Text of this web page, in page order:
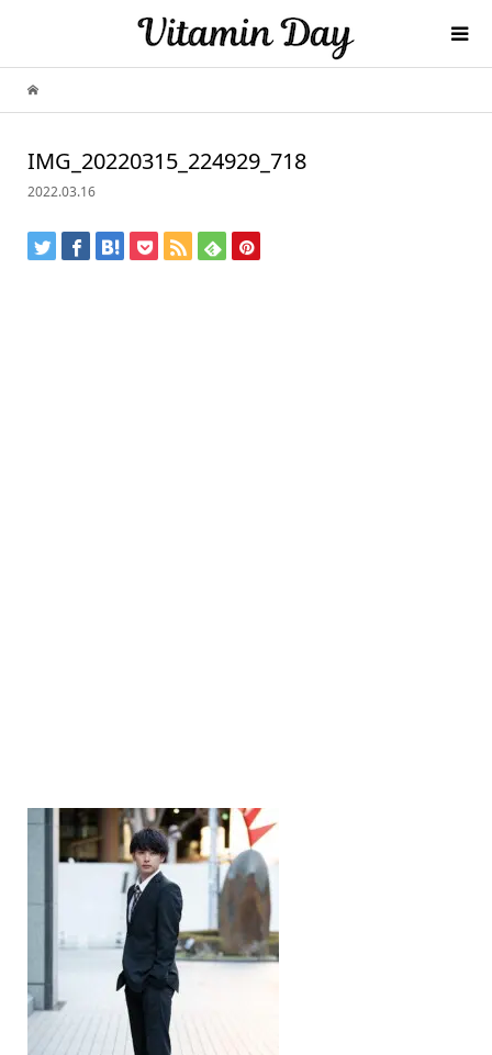
IMG_20220315_224929_718
2022.03.16